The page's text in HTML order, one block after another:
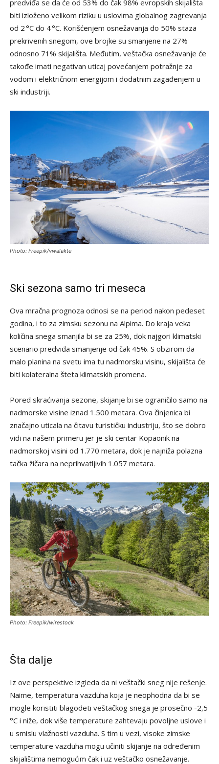
predviđa se da će od 53% do čak 98% evropskih skijališta
biti izloženo velikom riziku u uslovima globalnog zagrevanja
od 2 °C do 4 °C. Korišćenjem osnežavanja do 50% staza
prekrivenih snegom, ove brojke su smanjene na 27%
odnosno 71% skijališta. Međutim, veštačka osnežavanje će
takođe imati negativan uticaj povećanjem potražnje za
vodom i električnom energijom i dodatnim zagađenjem u
ski industriji.
Photo: Freepik/vwalakte
Ski sezona samo tri meseca
Ova mračna prognoza odnosi se na period nakon pedeset
godina, i to za zimsku sezonu na Alpima. Do kraja veka
količina snega smanjila bi se za 25%, dok najgori klimatski
scenario predviđa smanjenje od čak 45%. S obzirom da
malo planina na svetu ima tu nadmorsku visinu, skijališta će
biti kolateralna šteta klimatskih promena.
Pored skraćivanja sezone, skijanje bi se ograničilo samo na
nadmorske visine iznad 1.500 metara. Ova činjenica bi
značajno uticala na čitavu turističku industriju, što se dobro
vidi na našem primeru jer je ski centar Kopaonik na
nadmorskoj visini od 1.770 metara, dok je najniža polazna
tačka žičara na neprihvatljivih 1.057 metara.
Photo: Freepik/wirestock
Šta dalje
Iz ove perspektive izgleda da ni veštački sneg nije rešenje.
Naime, temperatura vazduha koja je neophodna da bi se
mogle koristiti blagodeti veštačkog snega je prosečno -2,5
°C i niže, dok više temperature zahtevaju povoljne uslove i
u smislu vlažnosti vazduha. S tim u vezi, visoke zimske
temperature vazduha mogu učiniti skijanje na određenim
skijalištima nemogućim čak i uz veštačko osnežavanje.